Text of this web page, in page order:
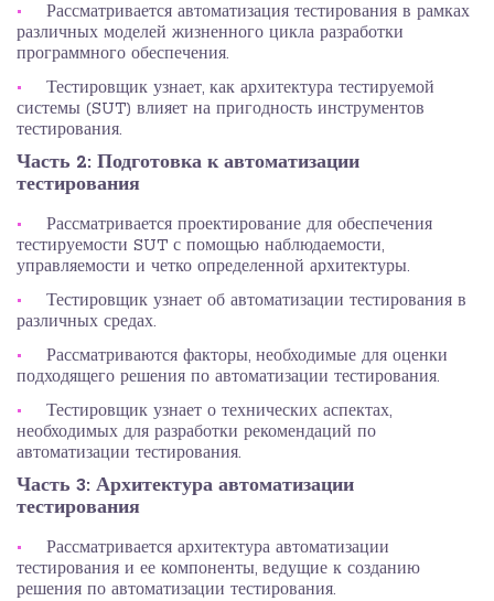
Рассматривается автоматизация тестирования в рамках
различных моделей жизненного цикла разработки
программного обеспечения.
Тестировщик узнает, как архитектура тестируемой
системы (SUT) влияет на пригодность инструментов
тестирования.
Часть 2: Подготовка к автоматизации
тестирования
Рассматривается проектирование для обеспечения
тестируемости SUT с помощью наблюдаемости,
управляемости и четко определенной архитектуры.
Тестировщик узнает об автоматизации тестирования в
различных средах.
Рассматриваются факторы, необходимые для оценки
подходящего решения по автоматизации тестирования.
Тестировщик узнает о технических аспектах,
необходимых для разработки рекомендаций по
автоматизации тестирования.
Часть 3: Архитектура автоматизации
тестирования
Рассматривается архитектура автоматизации
тестирования и ее компоненты, ведущие к созданию
решения по автоматизации тестирования.